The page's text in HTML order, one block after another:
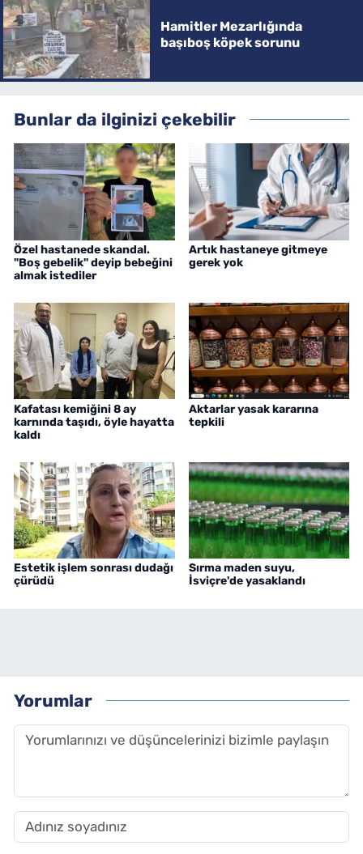
Hamitler Mezarlığında
başıboş köpek sorunu
Bunlar da ilginizi çekebilir
Özel hastanede skandal.
"Boş gebelik" deyip bebeğini
almak istediler
Artık hastaneye gitmeye
gerek yok
Kafatası kemiğini 8 ay
karnında taşıdı, öyle hayatta
kaldı
Aktarlar yasak kararına
tepkili
Estetik işlem sonrası dudağı
çürüdü
Sırma maden suyu,
İsviçre'de yasaklandı
Yorumlar